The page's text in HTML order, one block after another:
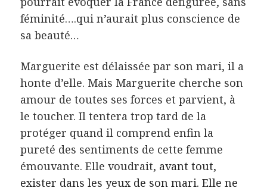
féminité….qui n’aurait plus conscience de
sa beauté…
Marguerite est délaissée par son mari, il a
honte d’elle. Mais Marguerite cherche son
amour de toutes ses forces et parvient, à
le toucher. Il tentera trop tard de la
protéger quand il comprend enfin la
pureté des sentiments de cette femme
émouvante. Elle voudrait, avant tout,
exister dans les yeux de son mari. Elle ne